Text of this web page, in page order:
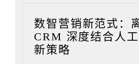
数智营销新范式：
CRM 深度结合人工
新策略